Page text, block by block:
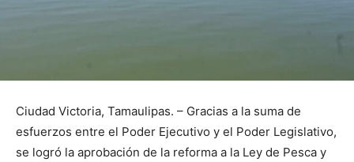
Ciudad Victoria, Tamaulipas. – Gracias a la suma de
esfuerzos entre el Poder Ejecutivo y el Poder Legislativo,
se logró la aprobación de la reforma a la Ley de Pesca y